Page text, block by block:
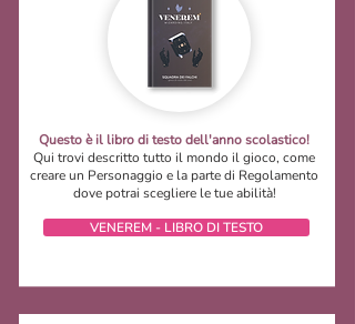
Questo è il libro di testo dell'anno scolastico!
Qui trovi descritto tutto il mondo il gioco, come
creare un Personaggio e la parte di Regolamento
dove potrai scegliere le tue abilità!
VENEREM - LIBRO DI TESTO